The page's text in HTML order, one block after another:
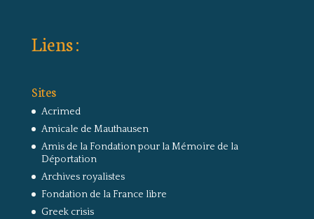
Liens :
Sites
Acrimed
Amicale de Mauthausen
Amis de la Fondation pour la Mémoire de la
Déportation
Archives royalistes
Fondation de la France libre
Greek crisis